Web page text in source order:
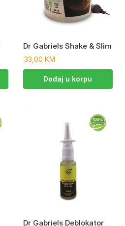
Dr Gabriels Shake & Slim
33,00 KM
Dodaj u korpu
Dr Gabriels Deblokator